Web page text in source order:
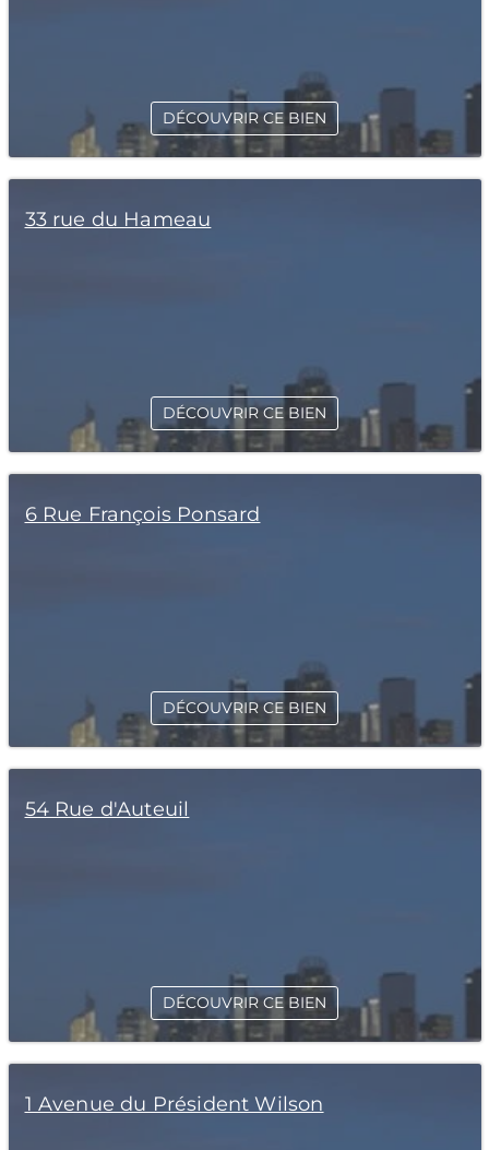
DÉCOUVRIR CE BIEN
33 rue du Hameau
DÉCOUVRIR CE BIEN
6 Rue François Ponsard
DÉCOUVRIR CE BIEN
54 Rue d'Auteuil
DÉCOUVRIR CE BIEN
1 Avenue du Président Wilson